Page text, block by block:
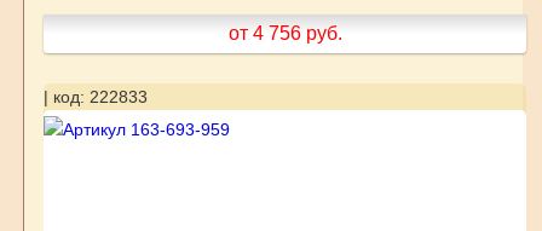
от 4 756 руб.
| код: 222833